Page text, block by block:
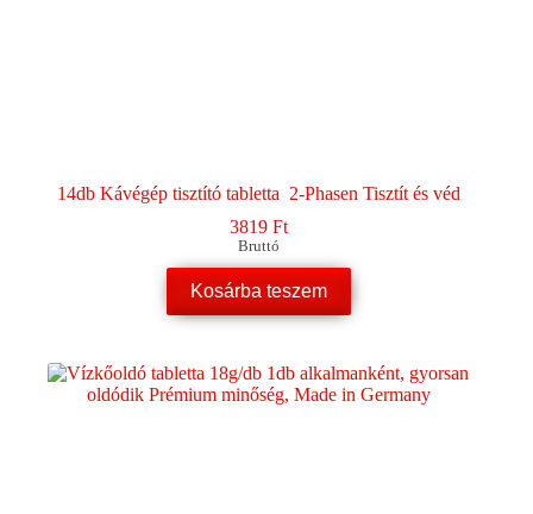
14db Kávégép tisztító tabletta 2-Phasen Tisztít és véd
3819 Ft
Bruttó
Kosárba teszem